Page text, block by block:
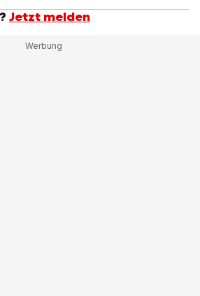
Jetzt melden